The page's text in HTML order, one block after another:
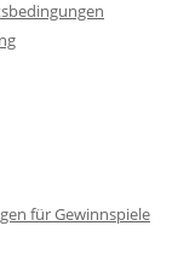
für Gewinnspiele